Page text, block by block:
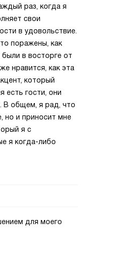
раз, когда я
свои
в удовольствие.
поражены, как
в восторге от
нравится, как эта
который
есть гости, они
В общем, я рад, что
но и приносит мне
я с
я когда-либо
для моего